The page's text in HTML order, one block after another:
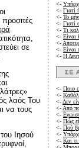
σε
λαός Του
να τους
Ιησού
<-
<- Γιατί
<- Το
<- Γιατί
<- Τι
<- Είναι
<-
<- Είναι
<- Η
<- Ποιο
<-
<-Δεν
<- Από
<-
<- Πώς
<- Πού
<-
<- Και